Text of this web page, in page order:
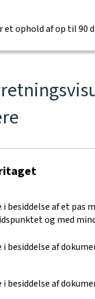
ophold af op til 90
besiddelse af et pas
og med
i besiddelse af
i besiddelse af